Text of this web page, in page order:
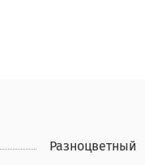
Разноцветный